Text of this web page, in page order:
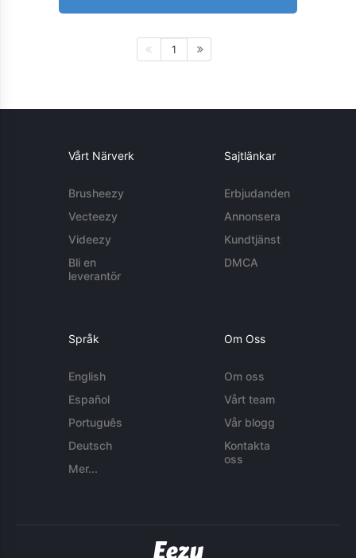
1
Vårt Närverk
Brusheezy
Vecteezy
Videezy
Bli en
leverantör
Sajtlänkar
Erbjudanden
Annonsera
Kundtjänst
DMCA
Språk
English
Español
Português
Deutsch
Mer...
Om Oss
Om oss
Vårt team
Vår blogg
Kontakta
oss